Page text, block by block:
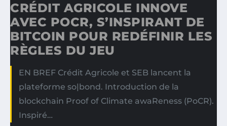
CRÉDIT AGRICOLE INNOVE
AVEC POCR, S’INSPIRANT DE
BITCOIN POUR REDÉFINIR LES
RÈGLES DU JEU
EN BREF Crédit Agricole et SEB lancent la
plateforme so|bond. Introduction de la
blockchain Proof of Climate awaReness (PoCR).
Inspiré…